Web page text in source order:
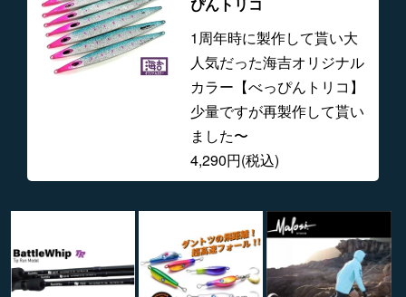
1周年時に製作して貰い大
人気だった海吉オリジナル
カラー【べっぴんトリコ】
少量ですが再製作して貰い
ました〜
4,290円(税込)